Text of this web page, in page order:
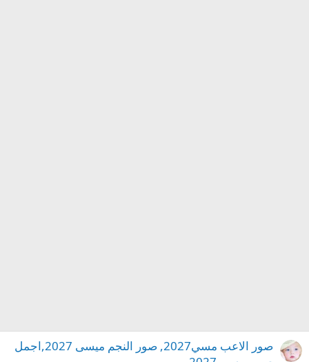
صور الاعب مسي2027, صور النجم ميسى 2027,اجمل